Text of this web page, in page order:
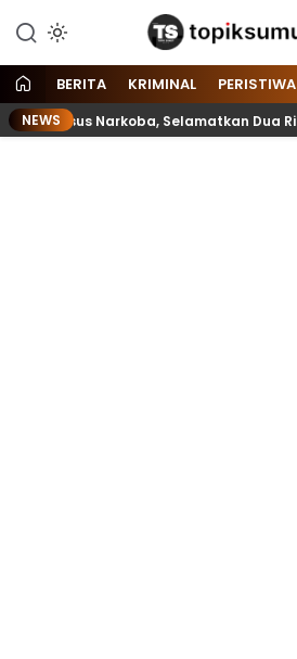
Topik Sumut
Memberitakan Seputar
dan Nasional
BERITA KRIMINAL PERISTIWA
NEWS
Narkoba, Selamatkan Dua Ribu Jiwa